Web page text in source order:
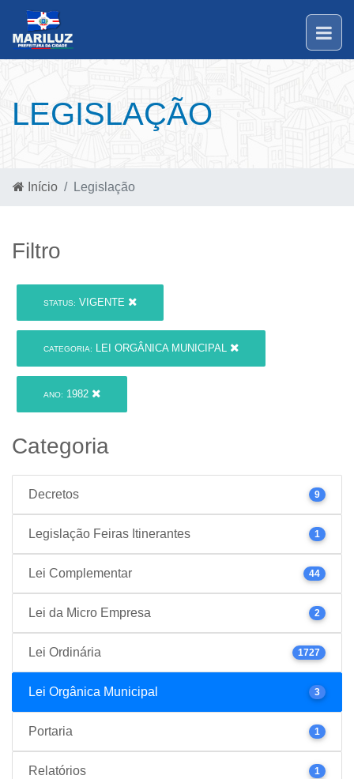
LEGISLAÇÃO
Início Legislação
Filtro
STATUS: VIGENTE
CATEGORIA: LEI ORGÂNICA MUNICIPAL
ANO: 1982
Categoria
Decretos 9
Legislação Feiras Itinerantes 1
Lei Complementar 44
Lei da Micro Empresa 2
Lei Ordinária 1727
Lei Orgânica Municipal 3
Portaria 1
Relatórios 1